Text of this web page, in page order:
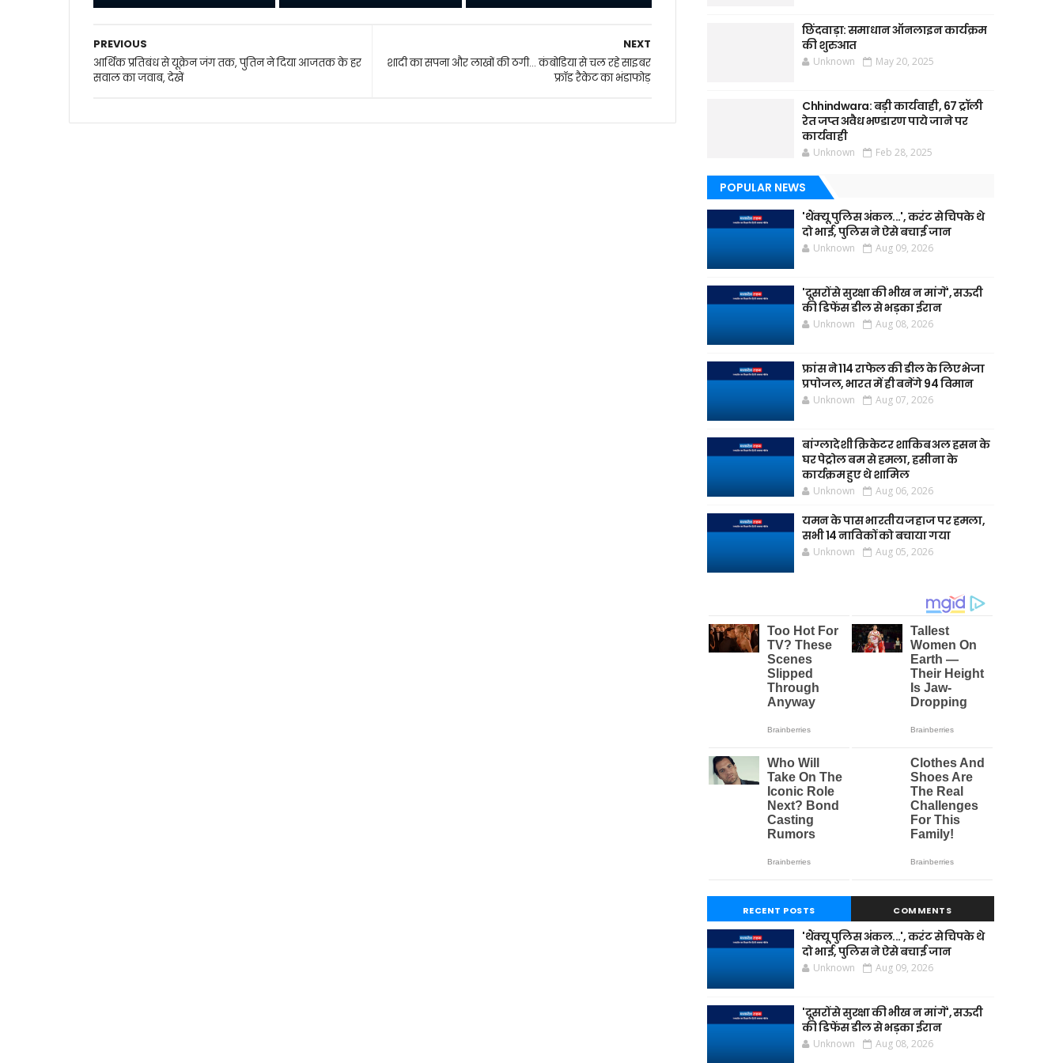
NEXT
शादी का सपना और लाखों की ठगी... कंबोडिया से चल रहे साइबर
फ्रॉड रैकेट का भंडाफोड़
PREVIOUS
आर्थिक प्रतिबंध से यूक्रेन जंग तक, पुतिन ने दिया आजतक के हर
सवाल का जवाब, देखें
छिंदवाड़ा: समाधान ऑनलाइन कार्यक्रम
की शुरुआत
Unknown May 20, 2025
Chhindwara: बड़ी कार्यवाही, 67 ट्रॉली
रेत जप्त अवैध भण्डारण पाये जाने पर
कार्यवाही
Unknown Feb 28, 2025
POPULAR NEWS
'थैंक्यू पुलिस अंकल...', करंट से चिपके थे
दो भाई, पुलिस ने ऐसे बचाई जान
Unknown Aug 09, 2026
'दूसरों से सुरक्षा की भीख न मांगें', सऊदी
की डिफेंस डील से भड़का ईरान
Unknown Aug 08, 2026
फ्रांस ने 114 राफेल की डील के लिए भेजा
प्रपोजल, भारत में ही बनेंगे 94 विमान
Unknown Aug 07, 2026
बांग्लादेशी क्रिकेटर शाकिब अल हसन के
घर पेट्रोल बम से हमला, हसीना के
कार्यक्रम हुए थे शामिल
Unknown Aug 06, 2026
यमन के पास भारतीय जहाज पर हमला,
सभी 14 नाविकों को बचाया गया
Unknown Aug 05, 2026
RECENT POSTS COMMENTS
'थैंक्यू पुलिस अंकल...', करंट से चिपके थे
दो भाई, पुलिस ने ऐसे बचाई जान
Unknown Aug 09, 2026
'दूसरों से सुरक्षा की भीख न मांगें', सऊदी
की डिफेंस डील से भड़का ईरान
Unknown Aug 08, 2026